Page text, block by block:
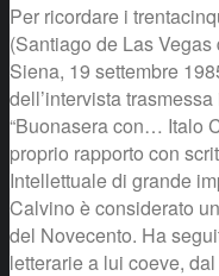
Per ricordare i
(Santiago de Las
Siena, 19 settembre
dell’intervista
“Buonasera con… Italo
proprio rapporto con
Intellettuale di grande
Calvino è considerato
del Novecento. Ha
letterarie a lui coeve,